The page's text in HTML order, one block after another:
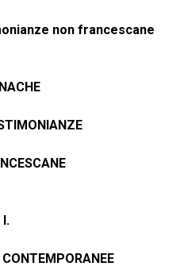
non francescane
I.